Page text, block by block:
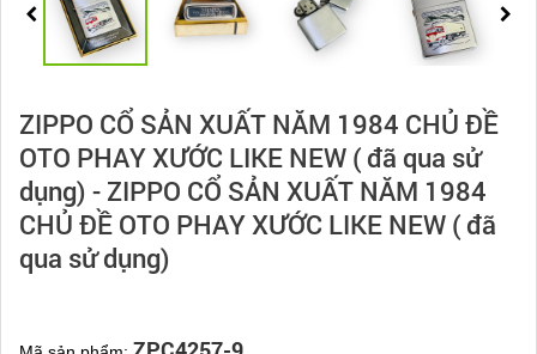
ZIPPO CỔ SẢN XUẤT NĂM 1984 CHỦ ĐỀ
OTO PHAY XƯỚC LIKE NEW ( đã qua sử
dụng) - ZIPPO CỔ SẢN XUẤT NĂM 1984
CHỦ ĐỀ OTO PHAY XƯỚC LIKE NEW ( đã
qua sử dụng)